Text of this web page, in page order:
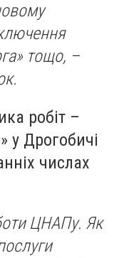
тощо, –
робіт –
у Дрогобичі
числах
ЦНАПу. Як